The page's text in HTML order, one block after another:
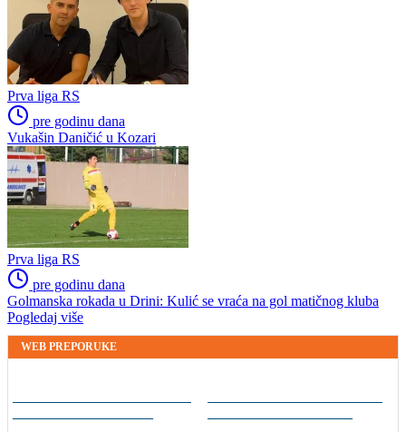
Prva liga RS
pre godinu dana
Vukašin Daničić u Kozari
Prva liga RS
pre godinu dana
Golmanska rokada u Drini: Kulić se vraća na gol matičnog kluba
Pogledaj više
WEB PREPORUKE